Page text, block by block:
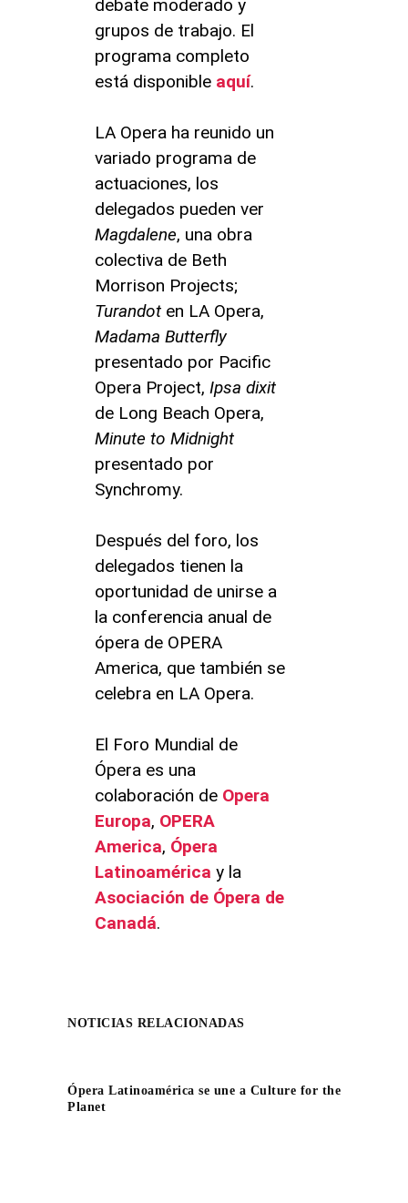
debate moderado y
grupos de trabajo. El
programa completo
está disponible aquí.
LA Opera ha reunido un
variado programa de
actuaciones, los
delegados pueden ver
Magdalene, una obra
colectiva de Beth
Morrison Projects;
Turandot en LA Opera,
Madama Butterfly
presentado por Pacific
Opera Project, Ipsa dixit
de Long Beach Opera,
Minute to Midnight
presentado por
Synchromy.
Después del foro, los
delegados tienen la
oportunidad de unirse a
la conferencia anual de
ópera de OPERA
America, que también se
celebra en LA Opera.
El Foro Mundial de
Ópera es una
colaboración de Opera
Europa, OPERA
America, Ópera
Latinoamérica y la
Asociación de Ópera de
Canadá.
NOTICIAS RELACIONADAS
Ópera Latinoamérica se une a Culture for the
Planet